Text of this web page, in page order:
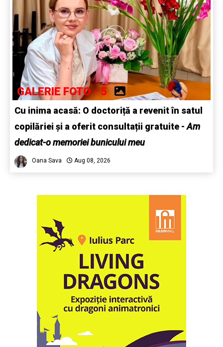
GALERIE FOTO - 5
Cu inima acasă: O doctoriță a revenit în satul
copilăriei și a oferit consultații gratuite -Am
dedicat-o memoriei bunicului meu
Oana Sava Aug 08, 2026